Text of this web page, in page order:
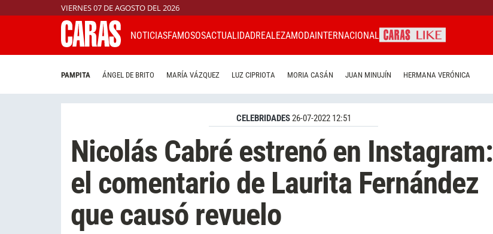
VIERNES 07 DE AGOSTO DEL 2026
NOTICIASFAMOSOSACTUALIDADREALEZAMODAINTERNACIONAL
PAMPITA ÁNGEL DE BRITO MARÍA VÁZQUEZ LUZ CIPRIOTA MORIA CASÁN JUAN MINUJÍN HERMANA VERÓNICA
CELEBRIDADES26-07-2022 12:51
Nicolás Cabré estrenó en Instagram:
el comentario de Laurita Fernández
que causó revuelo